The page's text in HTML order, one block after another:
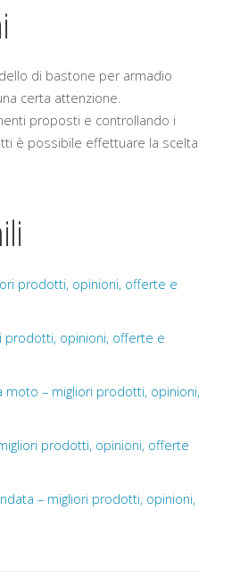
di bastone per armadio
certa attenzione.
proposti e controllando i
è possibile effettuare la scelta
prodotti, opinioni, offerte e
prodotti, opinioni, offerte e
– migliori prodotti, opinioni,
prodotti, opinioni, offerte
– migliori prodotti, opinioni,